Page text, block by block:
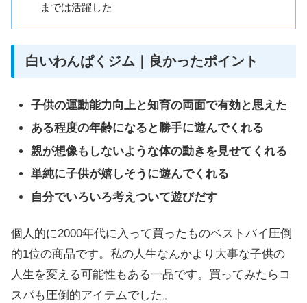
までは活躍した
白いわんぱくジム｜良かったポイント
子供の運動能力向上と知育の両面で有効と思えた
ある程度の年齢になると勝手に遊んでくれる
親が想像もしないような体の動きを見せてくれる
単純に子供が嬉しそうに遊んでくれる
自分でいろいろ考えついて遊びだす
個人的に2000年代に入って買ったものベストバイ圧倒
的1位の商品です。私の人生なんかより大事な子供の
人生を変える可能性もある一品です。買ってみたらコ
スパも圧倒的アイテムでした。